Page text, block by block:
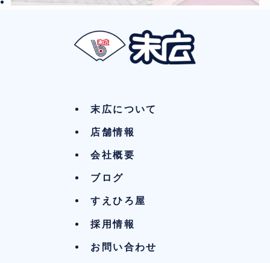
末広について
店舗情報
会社概要
ブログ
すえひろ屋
採用情報
お問い合わせ